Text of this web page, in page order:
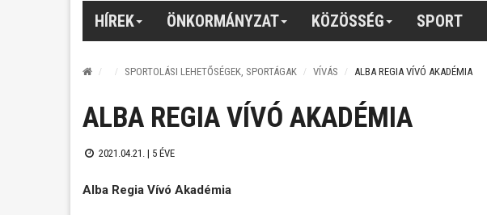
HÍREK ÖNKORMÁNYZAT KÖZÖSSÉG SPORT
SPORTOLÁSI LEHETŐSÉGEK, SPORTÁGAK VÍVÁS ALBA REGIA VÍVÓ AKADÉMIA
ALBA REGIA VÍVÓ AKADÉMIA
2021.04.21. | 5 ÉVE
Alba Regia Vívó Akadémia